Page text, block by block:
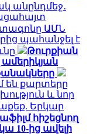
անընդմեջ․
ԱՄՆ
պահանջել է
Թուրքիան
են քարտերը
և նոր
Երկար
հիշեցնող
10-ից ավելի